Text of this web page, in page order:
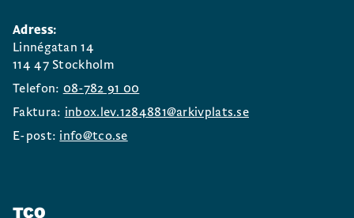
Adress:
Linnégatan 14
114 47 Stockholm
Telefon: 08-782 91 00
Faktura: inbox.lev.1284881@arkivplats.se
E-post: info@tco.se
TCO